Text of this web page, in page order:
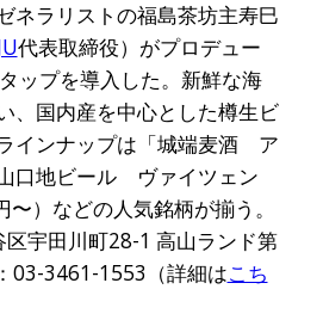
ネラリストの福島茶坊主寿巳
代表取締役）がプロデュー
ップを導入した。新鮮な海
、国内産を中心とした樽生ビ
インナップは「城端麦酒 ア
口地ビール ヴァイツェン
）などの人気銘柄が揃う。
宇田川町28-1 高山ランド第
03-3461-1553（詳細はこち